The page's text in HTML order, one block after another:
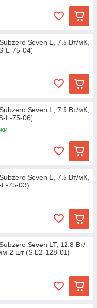
Seven L, 7.5 Вт/мК,
L-75-04)
Seven L, 7.5 Вт/мК,
L-75-06)
Seven L, 7.5 Вт/мК,
75-03)
Seven LT, 12.8 Вт/
2 шт (S-L2-128-01)